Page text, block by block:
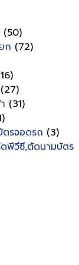
(50)
ก (72)
(27)
(31)
ตรจอดรถ (3)
พีวีซี,ตัดนามบัตร